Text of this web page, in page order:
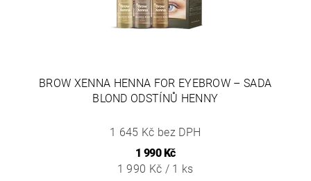
BROW XENNA HENNA FOR EYEBROW – SADA
BLOND ODSTÍNŮ HENNY
1 645 Kč bez DPH
1 990 Kč
1 990 Kč / 1 ks